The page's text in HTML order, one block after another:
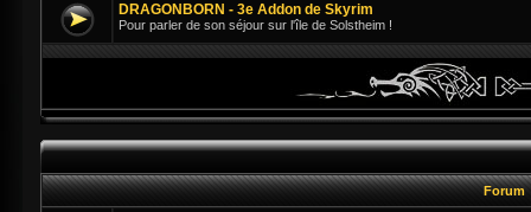
DRAGONBORN - 3e Addon de Skyrim
Pour parler de son séjour sur l'île de Solstheim !
Forum